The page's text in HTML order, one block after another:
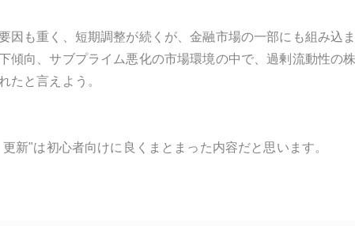
も重く、短期調整が続くが、金融市場の一部にも組み込ま
傾向、サブプライム悪化の市場環境の中で、過剰流動性の
たと言えよう。
"は初心者向けに良くまとまった内容だと思います。